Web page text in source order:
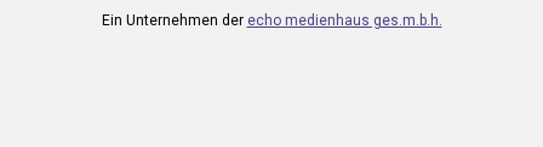
Ein Unternehmen der echo medienhaus ges.m.b.h.